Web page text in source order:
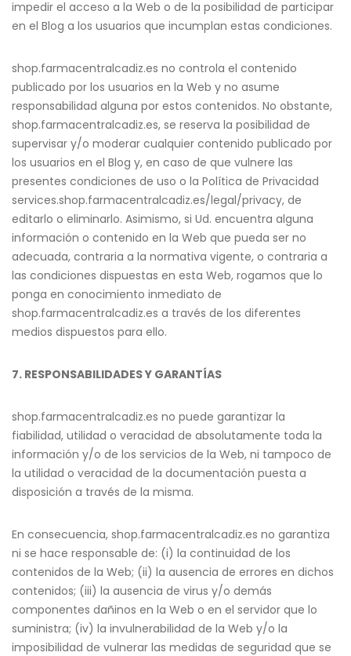
impedir el acceso a la Web o de la posibilidad de participar
en el Blog a los usuarios que incumplan estas condiciones.
shop.farmacentralcadiz.es no controla el contenido
publicado por los usuarios en la Web y no asume
responsabilidad alguna por estos contenidos. No obstante,
shop.farmacentralcadiz.es, se reserva la posibilidad de
supervisar y/o moderar cualquier contenido publicado por
los usuarios en el Blog y, en caso de que vulnere las
presentes condiciones de uso o la Política de Privacidad
services.shop.farmacentralcadiz.es/legal/privacy, de
editarlo o eliminarlo. Asimismo, si Ud. encuentra alguna
información o contenido en la Web que pueda ser no
adecuada, contraria a la normativa vigente, o contraria a
las condiciones dispuestas en esta Web, rogamos que lo
ponga en conocimiento inmediato de
shop.farmacentralcadiz.es a través de los diferentes
medios dispuestos para ello.
7. RESPONSABILIDADES Y GARANTÍAS
shop.farmacentralcadiz.es no puede garantizar la
fiabilidad, utilidad o veracidad de absolutamente toda la
información y/o de los servicios de la Web, ni tampoco de
la utilidad o veracidad de la documentación puesta a
disposición a través de la misma.
En consecuencia, shop.farmacentralcadiz.es no garantiza
ni se hace responsable de: (i) la continuidad de los
contenidos de la Web; (ii) la ausencia de errores en dichos
contenidos; (iii) la ausencia de virus y/o demás
componentes dañinos en la Web o en el servidor que lo
suministra; (iv) la invulnerabilidad de la Web y/o la
imposibilidad de vulnerar las medidas de seguridad que se